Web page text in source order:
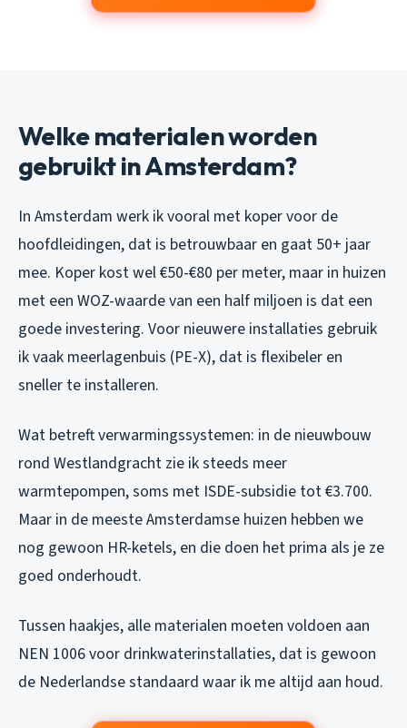
Welke materialen worden
gebruikt in Amsterdam?
In Amsterdam werk ik vooral met koper voor de
hoofdleidingen, dat is betrouwbaar en gaat 50+ jaar
mee. Koper kost wel €50-€80 per meter, maar in huizen
met een WOZ-waarde van een half miljoen is dat een
goede investering. Voor nieuwere installaties gebruik
ik vaak meerlagenbuis (PE-X), dat is flexibeler en
sneller te installeren.
Wat betreft verwarmingssystemen: in de nieuwbouw
rond Westlandgracht zie ik steeds meer
warmtepompen, soms met ISDE-subsidie tot €3.700.
Maar in de meeste Amsterdamse huizen hebben we
nog gewoon HR-ketels, en die doen het prima als je ze
goed onderhoudt.
Tussen haakjes, alle materialen moeten voldoen aan
NEN 1006 voor drinkwaterinstallaties, dat is gewoon
de Nederlandse standaard waar ik me altijd aan houd.